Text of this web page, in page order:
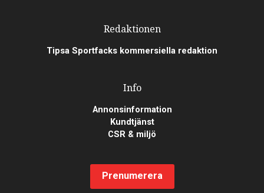
Redaktionen
Tipsa Sportfacks kommersiella redaktion
Info
Annonsinformation
Kundtjänst
CSR & miljö
Prenumerera